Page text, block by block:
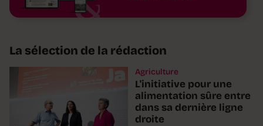
La sélection de la rédaction
Agriculture
L'initiative pour une
alimentation sûre entre
dans sa dernière ligne
droite